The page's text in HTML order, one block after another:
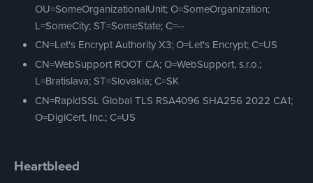
OU=SomeOrganizationalUnit; O=SomeOrganization;
L=SomeCity; ST=SomeState; C=--
CN=Let's Encrypt Authority X3; O=Let's Encrypt; C=US
CN=WebSupport ROOT CA; O=WebSupport, s.r.o.;
L=Bratislava; ST=Slovakia; C=SK
CN=RapidSSL Global TLS RSA4096 SHA256 2022 CA1;
O=DigiCert, Inc.; C=US
Heartbleed